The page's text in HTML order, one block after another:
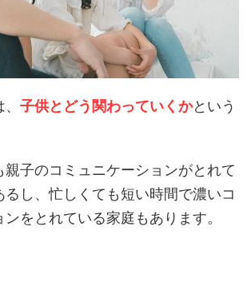
子供とどう関わっていくかという
親子のコミュニケーションがとれて
るし、忙しくても短い時間で濃いコ
ンをとれている家庭もあります。